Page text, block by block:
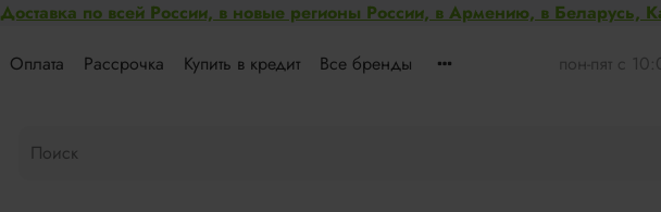
Доставка по всей России, в новые регионы России, в Армению, в Беларусь,
Оплата Рассрочка Купить в кредит Все бренды пон-пят с